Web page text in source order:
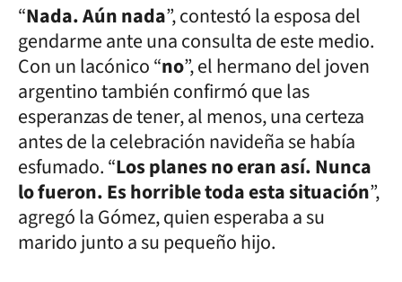
“Nada. Aún nada”, contestó la esposa del
gendarme ante una consulta de este medio.
Con un lacónico “no”, el hermano del joven
argentino también confirmó que las
esperanzas de tener, al menos, una certeza
antes de la celebración navideña se había
esfumado. “Los planes no eran así. Nunca
lo fueron. Es horrible toda esta situación”,
agregó la Gómez, quien esperaba a su
marido junto a su pequeño hijo.